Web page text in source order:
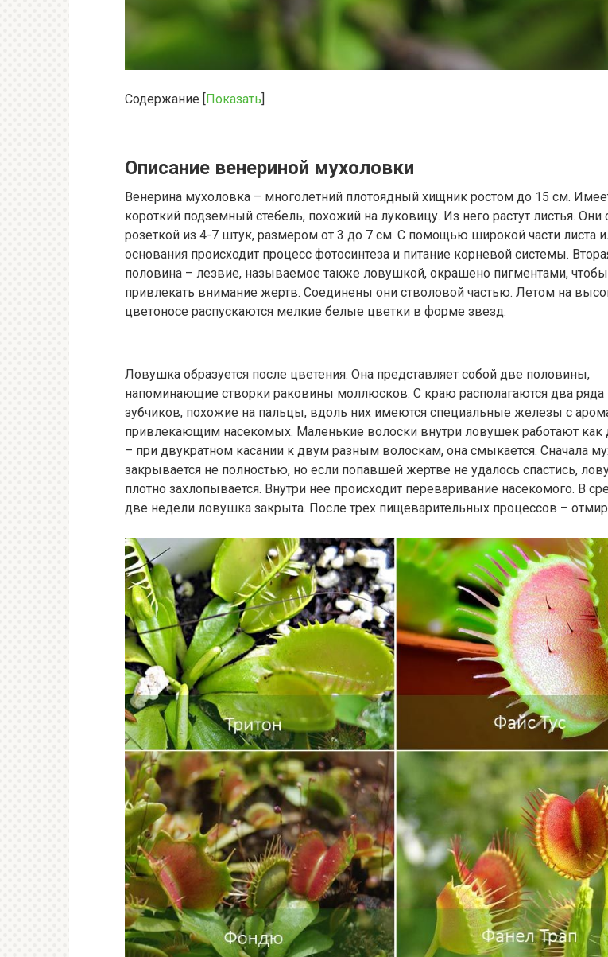
Содержание Показать
Описание венериной мухоловки
Венерина мухоловка – многолетний плотоядный хищник ростом до 15 см.
короткий подземный стебель, похожий на луковицу. Из него растут листья. Они
розеткой из 4-7 штук, размером от 3 до 7 см. С помощью широкой части листа
основания происходит процесс фотосинтеза и питание корневой системы.
половина – лезвие, называемое также ловушкой, окрашено пигментами, чтобы
привлекать внимание жертв. Соединены они стволовой частью. Летом на
цветоносе распускаются мелкие белые цветки в форме звезд.
Ловушка образуется после цветения. Она представляет собой две половины,
напоминающие створки раковины моллюсков. С краю располагаются два ряда
зубчиков, похожие на пальцы, вдоль них имеются специальные железы с
привлекающим насекомых. Маленькие волоски внутри ловушек работают как
– при двукратном касании к двум разным волоскам, она смыкается. Сначала
закрывается не полностью, но если попавшей жертве не удалось спастись,
плотно захлопывается. Внутри нее происходит переваривание насекомого. В
две недели ловушка закрыта. После трех пищеварительных процессов –